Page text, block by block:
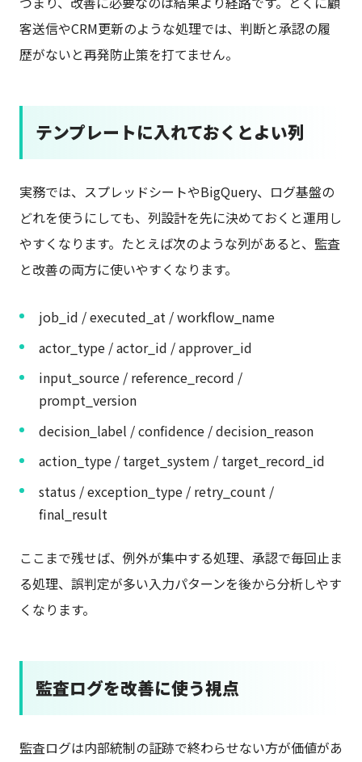
客送信やCRM更新のような処理では、判断と承認の履
歴がないと再発防止策を打てません。
テンプレートに入れておくとよい列
実務では、スプレッドシートやBigQuery、ログ基盤の
どれを使うにしても、列設計を先に決めておくと運用し
やすくなります。たとえば次のような列があると、監査
と改善の両方に使いやすくなります。
job_id / executed_at / workflow_name
actor_type / actor_id / approver_id
input_source / reference_record /
prompt_version
decision_label / confidence / decision_reason
action_type / target_system / target_record_id
status / exception_type / retry_count /
final_result
ここまで残せば、例外が集中する処理、承認で毎回止ま
る処理、誤判定が多い入力パターンを後から分析しやす
くなります。
監査ログを改善に使う視点
監査ログは内部統制の証跡で終わらせない方が価値があ